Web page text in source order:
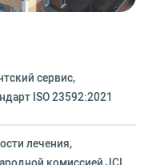
сервиc,
ISO 23592:2021
лечения,